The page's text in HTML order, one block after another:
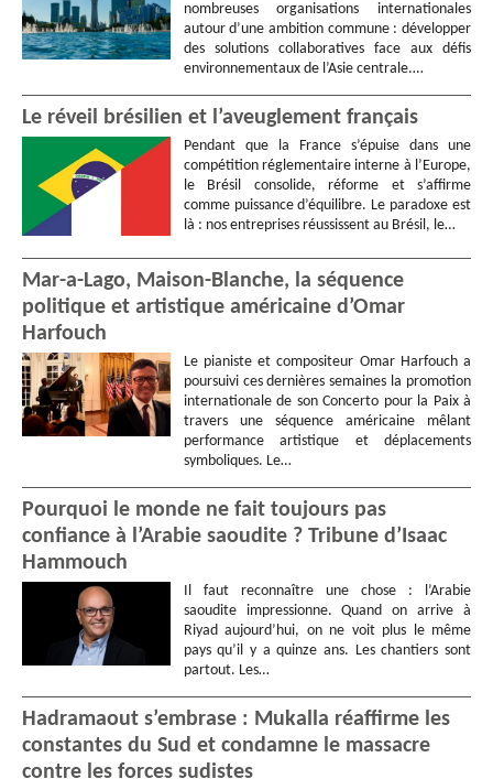
nombreuses organisations internationales
autour d’une ambition commune : développer
des solutions collaboratives face aux défis
environnementaux de l’Asie centrale.…
Le réveil brésilien et l’aveuglement français
Pendant que la France s’épuise dans une
compétition réglementaire interne à l’Europe,
le Brésil consolide, réforme et s’affirme
comme puissance d’équilibre. Le paradoxe est
là : nos entreprises réussissent au Brésil, le…
Mar-a-Lago, Maison-Blanche, la séquence
politique et artistique américaine d’Omar
Harfouch
Le pianiste et compositeur Omar Harfouch a
poursuivi ces dernières semaines la promotion
internationale de son Concerto pour la Paix à
travers une séquence américaine mêlant
performance artistique et déplacements
symboliques. Le…
Pourquoi le monde ne fait toujours pas
confiance à l’Arabie saoudite ? Tribune d’Isaac
Hammouch
Il faut reconnaître une chose : l’Arabie
saoudite impressionne. Quand on arrive à
Riyad aujourd’hui, on ne voit plus le même
pays qu’il y a quinze ans. Les chantiers sont
partout. Les…
Hadramaout s’embrase : Mukalla réaffirme les
constantes du Sud et condamne le massacre
contre les forces sudistes